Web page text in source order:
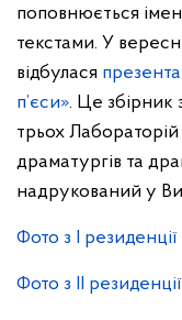
поповнюється
текстами. У
відбулася
п’єси». Це збірник
трьох Лабораторій
драматургів та
надрукований у
Фото з І
Фото з ІІ